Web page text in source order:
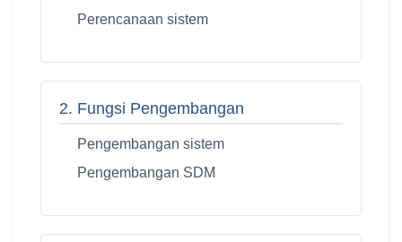
Perencanaan sistem
2. Fungsi Pengembangan
Pengembangan sistem
Pengembangan SDM